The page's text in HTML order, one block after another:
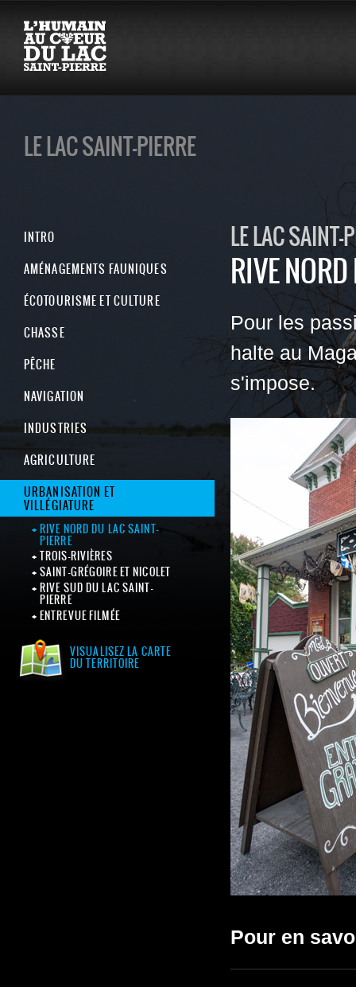
LE LAC SAINT-PIERRE
INTRO
AMÉNAGEMENTS FAUNIQUES
ÉCOTOURISME ET CULTURE
CHASSE
PÊCHE
NAVIGATION
INDUSTRIES
AGRICULTURE
URBANISATION ET
VILLÉGIATURE
RIVE NORD DU LAC SAINT-
PIERRE
TROIS-RIVIÈRES
SAINT-GRÉGOIRE ET NICOLET
RIVE SUD DU LAC SAINT-
PIERRE
ENTREVUE FILMÉE
VISUALISEZ LA CARTE
DU TERRITOIRE
LE LAC SAINT-
RIVE
Pour les
halte au
s'impose.
Pour en